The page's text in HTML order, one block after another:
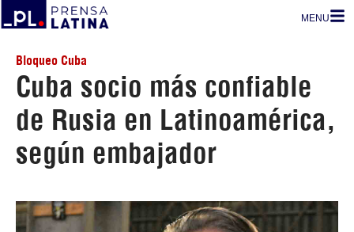
MENU
Bloqueo Cuba
Cuba socio más confiable
de Rusia en Latinoamérica,
según embajador